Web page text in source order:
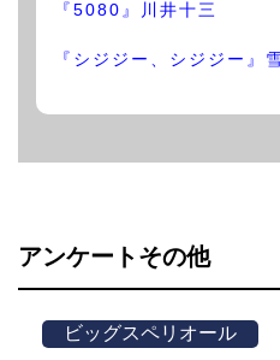
『5080』川井十三
『シジジー、シジジー
アンケートその他
ビッグスペリオール